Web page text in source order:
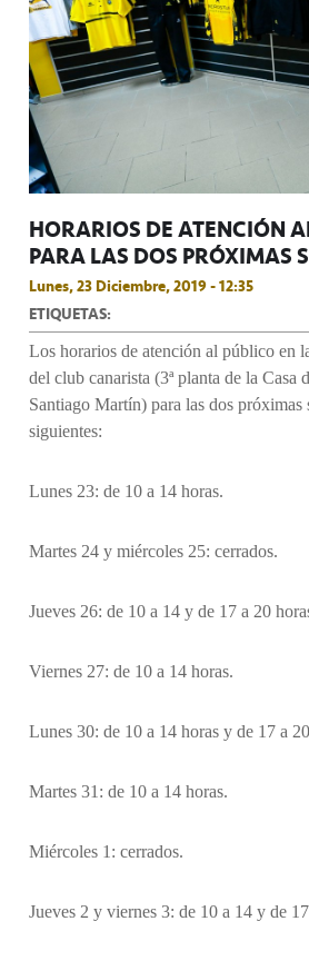
HORARIOS DE ATENCIÓN
PARA LAS DOS PRÓXIMAS
Lunes, 23 Diciembre, 2019 - 12:35
ETIQUETAS:
Los horarios de atención al público en
del club canarista (3ª planta de la Casa
Santiago Martín) para las dos próximas
siguientes:
Lunes 23: de 10 a 14 horas.
Martes 24 y miércoles 25: cerrados.
Jueves 26: de 10 a 14 y de 17 a 20
Viernes 27: de 10 a 14 horas.
Lunes 30: de 10 a 14 horas y de 17 a
Martes 31: de 10 a 14 horas.
Miércoles 1: cerrados.
Jueves 2 y viernes 3: de 10 a 14 y de